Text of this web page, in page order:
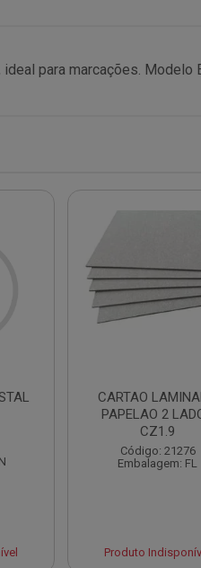
para marcações. Modelo
CARTAO
PAPELAO 2
CZ1.9
Código: 21276
Embalagem: FL
Produto